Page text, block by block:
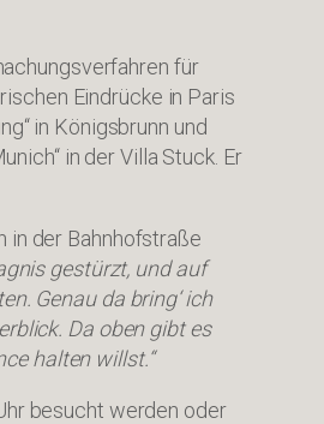
für
Eindrücke in Paris
in Königsbrunn und
in der Villa Stuck. Er
in der Bahnhofstraße
gestürzt, und auf
Genau da bring‘ ich
Da oben gibt es
halten willst.“
besucht werden oder